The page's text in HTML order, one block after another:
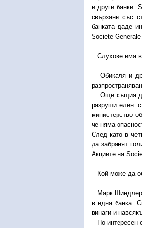
и други банки.
свързани със
банката даде
Societe
Слухове има
Обикаля и
Още същия ден
разрушителен
министерство
че няма
След като в
да забранят
Акциите на
Кой може да
Марк Шиндлер
в една банка.
винаги и
По-интересен